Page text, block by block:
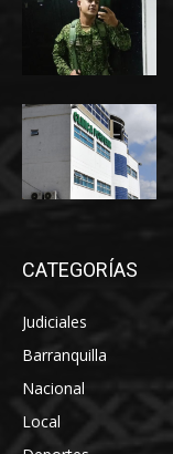
CATEGORÍAS
Judiciales
Barranquilla
Nacional
Local